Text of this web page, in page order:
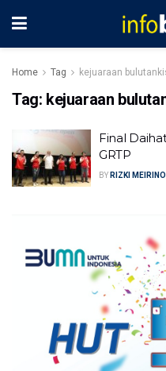
Home Tag kejuaraan
Tag: kejuaraan
Final
GRTP
BY RIZKI MEIRINO